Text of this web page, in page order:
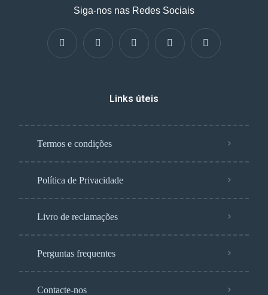
Siga-nos nas Redes Sociais
Links úteis
Termos e condições
Política de Privacidade
Livro de reclamações
Perguntas frequentes
Contacte-nos